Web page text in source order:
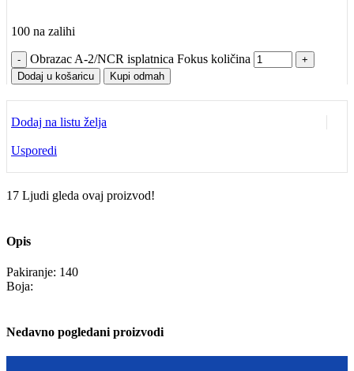
100 na zalihi
Obrazac A-2/NCR isplatnica Fokus količina
Dodaj u košaricu Kupi odmah
Dodaj na listu želja
Usporedi
17 Ljudi gleda ovaj proizvod!
Opis
Pakiranje: 140
Boja:
Nedavno pogledani proizvodi